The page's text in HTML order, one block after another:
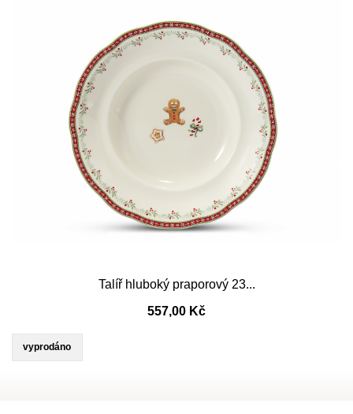
Talíř hluboký praporový 23...
557,00 Kč
vyprodáno